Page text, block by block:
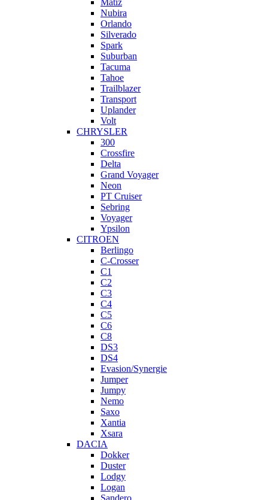
Matiz
Nubira
Orlando
Silverado
Spark
Suburban
Tacuma
Tahoe
Trailblazer
Transport
Uplander
Volt
CHRYSLER
300
Crossfire
Delta
Grand Voyager
Neon
PT Cruiser
Sebring
Voyager
Ypsilon
CITROEN
Berlingo
C-Crosser
C1
C2
C3
C4
C5
C6
C8
DS3
DS4
Evasion/Synergie
Jumper
Jumpy
Nemo
Saxo
Xantia
Xsara
DACIA
Dokker
Duster
Lodgy
Logan